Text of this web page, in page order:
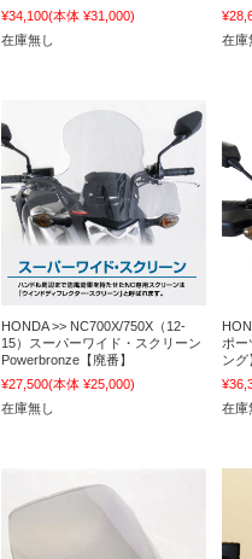
¥34,100(本体 ¥31,000)
在庫無し
在庫
HONDA >> NC700X/750X（12-
15）スーパーワイド・スクリーン
Powerbronze【廃番】
¥27,500(本体 ¥25,000)
在庫無し
ポー
ング
在庫